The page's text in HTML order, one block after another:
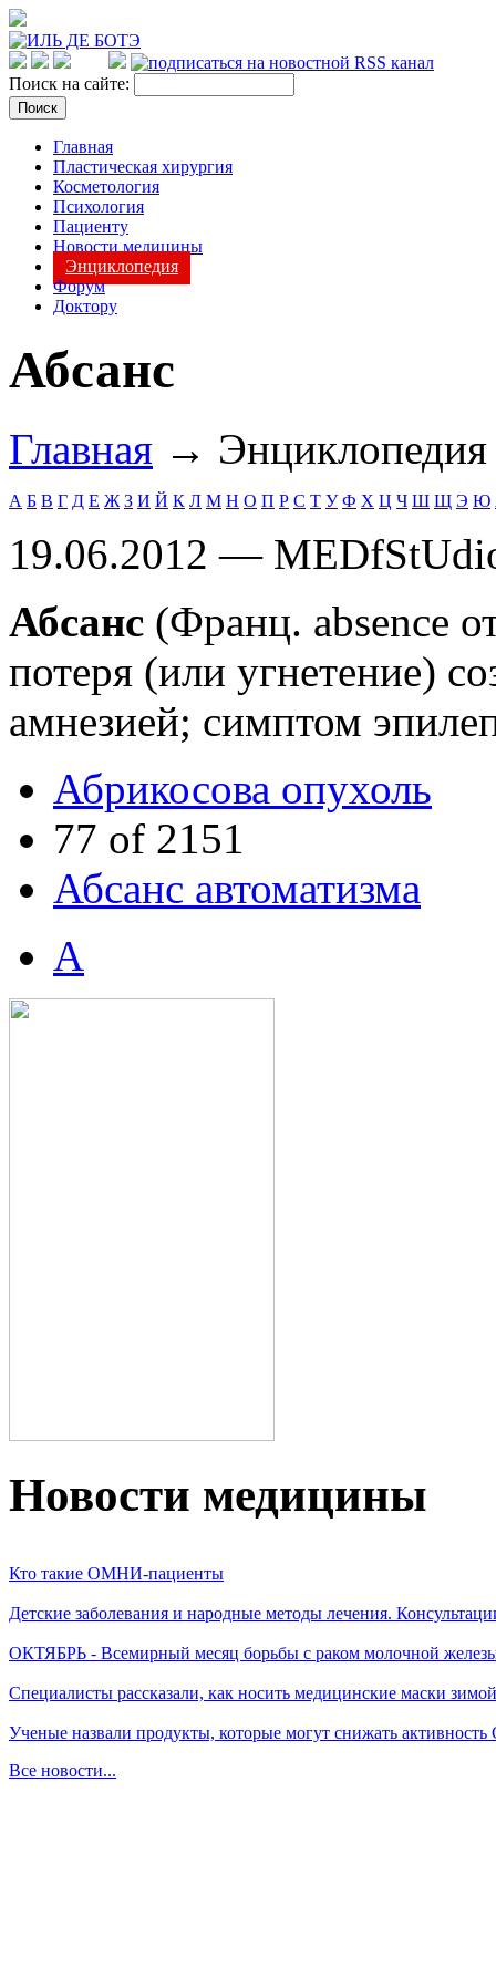
Поиск на сайте:
Главная
Пластическая хирургия
Косметология
Психология
Пациенту
Новости медицины
Энциклопедия
Форум
Доктору
Абсанс
Главная →
А Б В Г Д Е Ж З И Й К Л М Н О П Р С Т У Ф Х Ц Ч Ш Щ Э Ю
19.06.2012 —
Абсанс (Франц. absence
потеря (или угнетение)
амнезией; симптом
Абрикосова опухоль
77 of 2151
Абсанс автоматизма
А
Новости медицины
Кто такие ОМНИ-пациенты
Детские заболевания и народные методы лечения.
ОКТЯБРЬ - Всемирный месяц борьбы с раком молочной
Специалисты рассказали, как носить медицинские маски зимой
Ученые назвали продукты, которые могут снижать
Все новости...